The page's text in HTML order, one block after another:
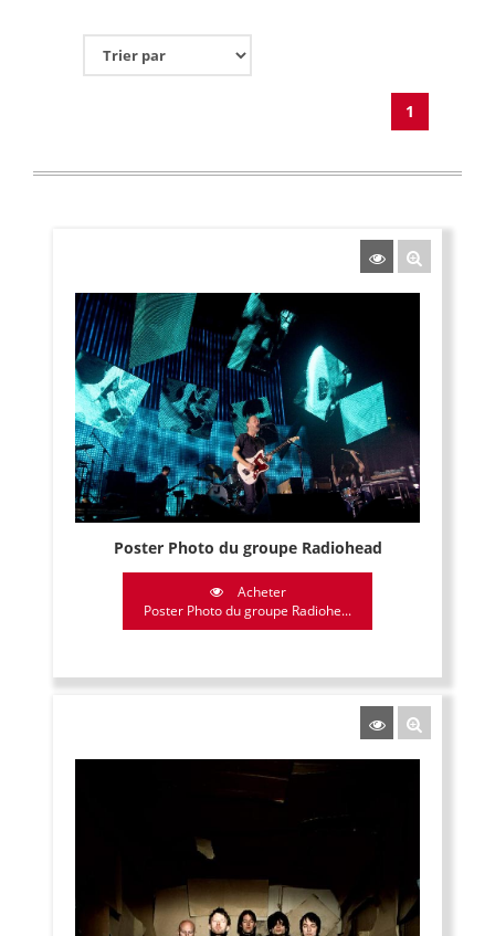
1
Poster Photo du groupe Radiohead
Acheter
Poster Photo du groupe Radiohe...